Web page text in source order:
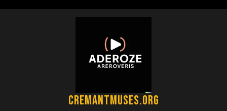
cremantmuses.org